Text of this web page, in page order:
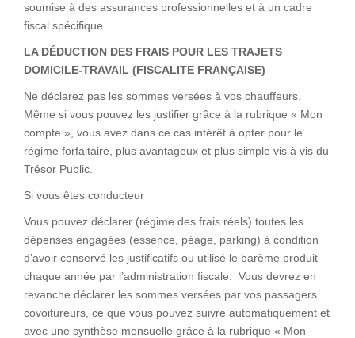
soumise à des assurances professionnelles et à un cadre
fiscal spécifique.
LA DÉDUCTION DES FRAIS POUR LES TRAJETS
DOMICILE-TRAVAIL (FISCALITE FRANÇAISE)
Ne déclarez pas les sommes versées à vos chauffeurs.
Même si vous pouvez les justifier grâce à la rubrique « Mon
compte », vous avez dans ce cas intérêt à opter pour le
régime forfaitaire, plus avantageux et plus simple vis à vis du
Trésor Public.
Si vous êtes conducteur
Vous pouvez déclarer (régime des frais réels) toutes les
dépenses engagées (essence, péage, parking) à condition
d’avoir conservé les justificatifs ou utilisé le barème produit
chaque année par l’administration fiscale. Vous devrez en
revanche déclarer les sommes versées par vos passagers
covoitureurs, ce que vous pouvez suivre automatiquement et
avec une synthèse mensuelle grâce à la rubrique « Mon